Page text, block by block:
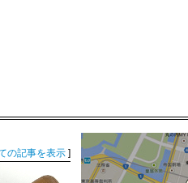
の記事を表示 ]